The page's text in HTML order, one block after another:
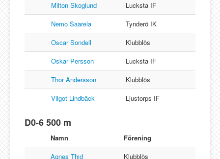
Milton Skoglund
Lucksta IF
Nemo Saarela
Tynderö IK
Oscar Sondell
Klubblös
Oskar Persson
Lucksta IF
Thor Andersson
Klubblös
Vilgot Lindbäck
Ljustorps IF
D0-6 500 m
Namn
Förening
Agnes Thid
Klubblös